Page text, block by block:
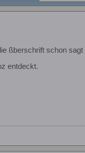
ßberschrift schon
entdeckt.